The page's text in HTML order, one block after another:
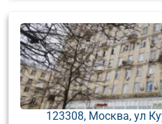
123308, Москва, ул